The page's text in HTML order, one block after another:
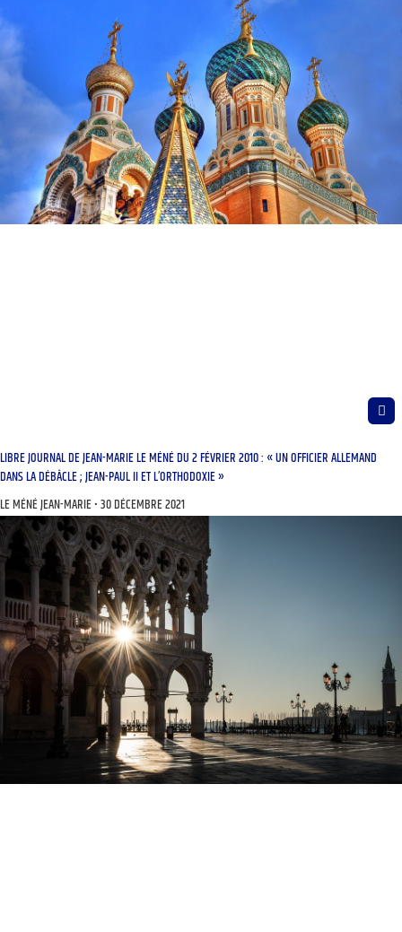
LIBRE JOURNAL DE JEAN-MARIE LE MÉNÉ DU 2 FÉVRIER 2010 : « UN OFFICIER ALLEMAND
DANS LA DÉBÂCLE ; JEAN-PAUL II ET L’ORTHODOXIE »
LE MÉNÉ JEAN-MARIE 30 DÉCEMBRE 2021